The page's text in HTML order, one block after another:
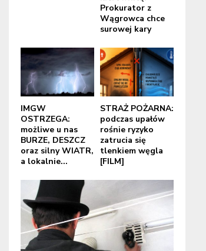
Prokurator z
Wągrowca chce
surowej kary
IMGW
OSTRZEGA:
możliwe u nas
BURZE, DESZCZ
oraz silny WIATR,
a lokalnie...
STRAŻ POŻARNA:
podczas upałów
rośnie ryzyko
zatrucia się
tlenkiem węgla
[FILM]